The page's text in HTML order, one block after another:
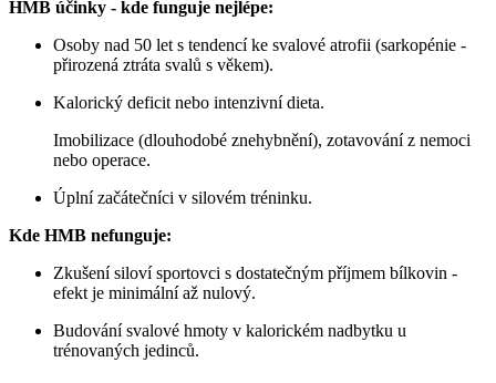
HMB účinky - kde funguje nejlépe:
Osoby nad 50 let s tendencí ke svalové atrofii (sarkopénie -
přirozená ztráta svalů s věkem).
Kalorický deficit nebo intenzivní dieta.
Imobilizace (dlouhodobé znehybnění), zotavování z nemoci
nebo operace.
Úplní začátečníci v silovém tréninku.
Kde HMB nefunguje:
Zkušení siloví sportovci s dostatečným příjmem bílkovin -
efekt je minimální až nulový.
Budování svalové hmoty v kalorickém nadbytku u
trénovaných jedinců.